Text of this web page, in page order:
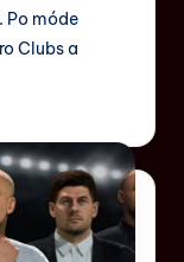
Po móde
Clubs a